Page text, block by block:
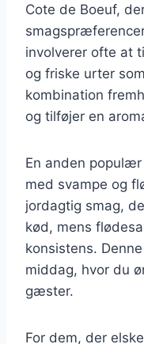
Cote de Boeuf,
involverer ofte at
og friske urter
kombination
og tilføjer en
En anden
med svampe og
jordagtig smag,
kød, mens
konsistens.
middag, hvor du
gæster.
For dem, der